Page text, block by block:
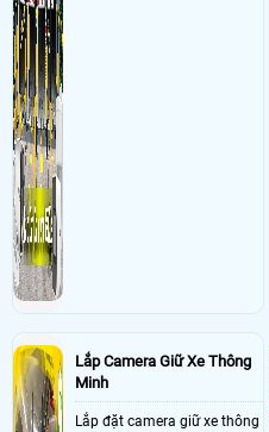
Lắp Camera Giữ Xe Thông
Minh
Lắp đặt camera giữ xe thông